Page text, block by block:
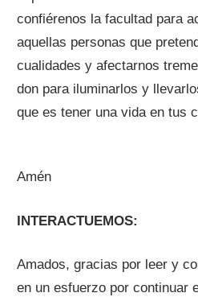
confiérenos la facultad para
aquellas personas que
cualidades y afectarnos
don para iluminarlos y
que es tener una vida en tus
Amén
INTERACTUEMOS:
Amados, gracias por leer y
en un esfuerzo por continuar